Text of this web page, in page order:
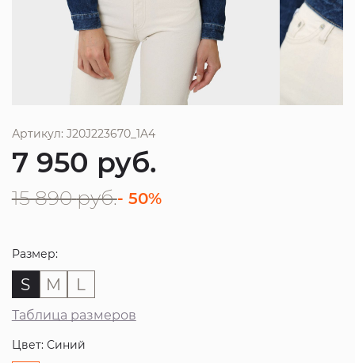
Артикул: J20J223670_1A4
7 950 руб.
15 890 руб.- 50%
Размер:
S M L
Таблица размеров
Цвет: Синий